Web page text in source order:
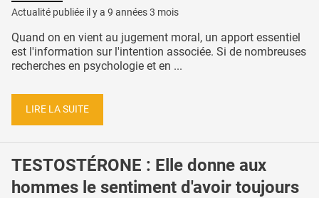
Actualité publiée il y a 9 années 3 mois
Quand on en vient au jugement moral, un apport essentiel
est l'information sur l'intention associée. Si de nombreuses
recherches en psychologie et en ...
LIRE LA SUITE
TESTOSTÉRONE : Elle donne aux
hommes le sentiment d'avoir toujours